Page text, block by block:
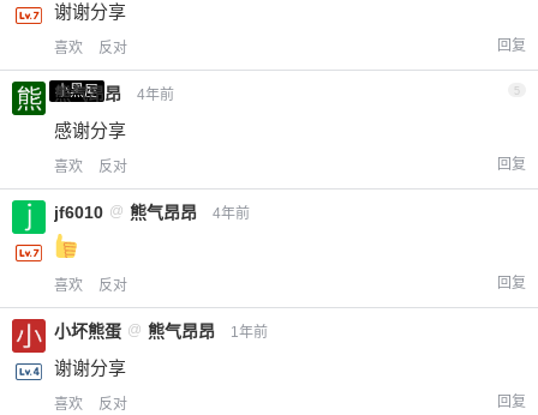
谢谢分享
喜欢 反对 回复
小黑屋
熊气昂昂 4年前 5
感谢分享
喜欢 反对 回复
jf6010 @ 熊气昂昂 4年前
喜欢 反对 回复
小坏熊蛋 @ 熊气昂昂 1年前
谢谢分享
喜欢 反对 回复